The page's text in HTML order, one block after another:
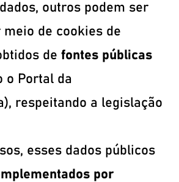
outros podem ser
de cookies de
defontes públicas
o Portal da
respeitando a legislação
esses dados públicos
por